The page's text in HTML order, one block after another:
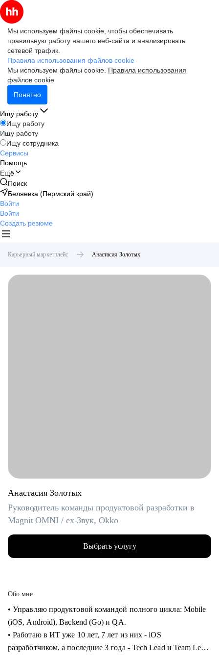
Мы используем файлы cookie, чтобы обеспечивать
правильную работу нашего веб-сайта и анализировать
сетевой трафик.
Правила использования файлов cookie
Мы используем файлы cookie. Правила использования
файлов cookie
Понятно
Ищу работу
Ищу работу
Ищу работу
Ищу сотрудника
Сервисы
Помощь
Ещё
Поиск
Беляевка (Пермский край)
Войти
Войти
Создать резюме
Карьерный маркетплейс Анастасия Золотых
Анастасия Золотых
Руководитель команды продуктовой разработки в
Magnit OMNI / ex-Звук, Okko
Выбрать услугу
Обо мне
• Управляю продуктовой командой полного цикла: Mobile
(iOS, Android), Backend (Go) и QA.
• Работаю в ИТ уже 10 лет, 7 лет из них - iOS
разработчиком, а последние 3 года - Tech Lead и Team Lead.